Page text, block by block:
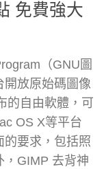
免費強大
（GNU圖
開放原始碼圖像
的自由軟體，可
OS X等平台
的要求，包括照
，GIMP 去背神